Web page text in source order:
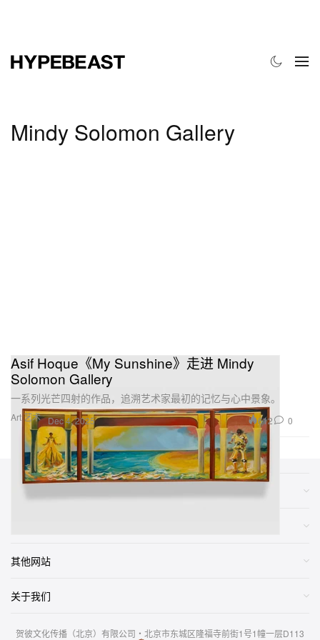
时尚 球鞋 艺术 设计
Mindy Solomon Gallery
Art 艺术
Asif Hoque《My Sunshine》走进 Mindy
Solomon Gallery
一系列光芒四射的作品，追溯艺术家最初的记忆与心中景象。
Dec 4, 2025 612 0
其他网站
关于我们
贺彼文化传播（北京）有限公司・北京市东城区隆福寺前街1号1幢一层D113